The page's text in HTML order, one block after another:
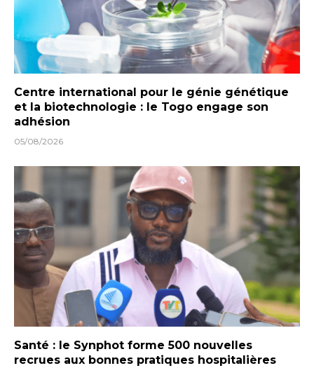
Centre international pour le génie génétique
et la biotechnologie : le Togo engage son
adhésion
05/08/2026
Santé : le Synphot forme 500 nouvelles
recrues aux bonnes pratiques hospitalières